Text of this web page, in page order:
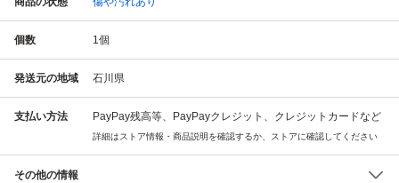
個数 1個
発送元の地域 石川県
支払い方法 PayPay残高等、PayPayクレジット、クレジットカードなど
詳細はストア情報・商品説明を確認するか、ストアに確認してください
その他の情報